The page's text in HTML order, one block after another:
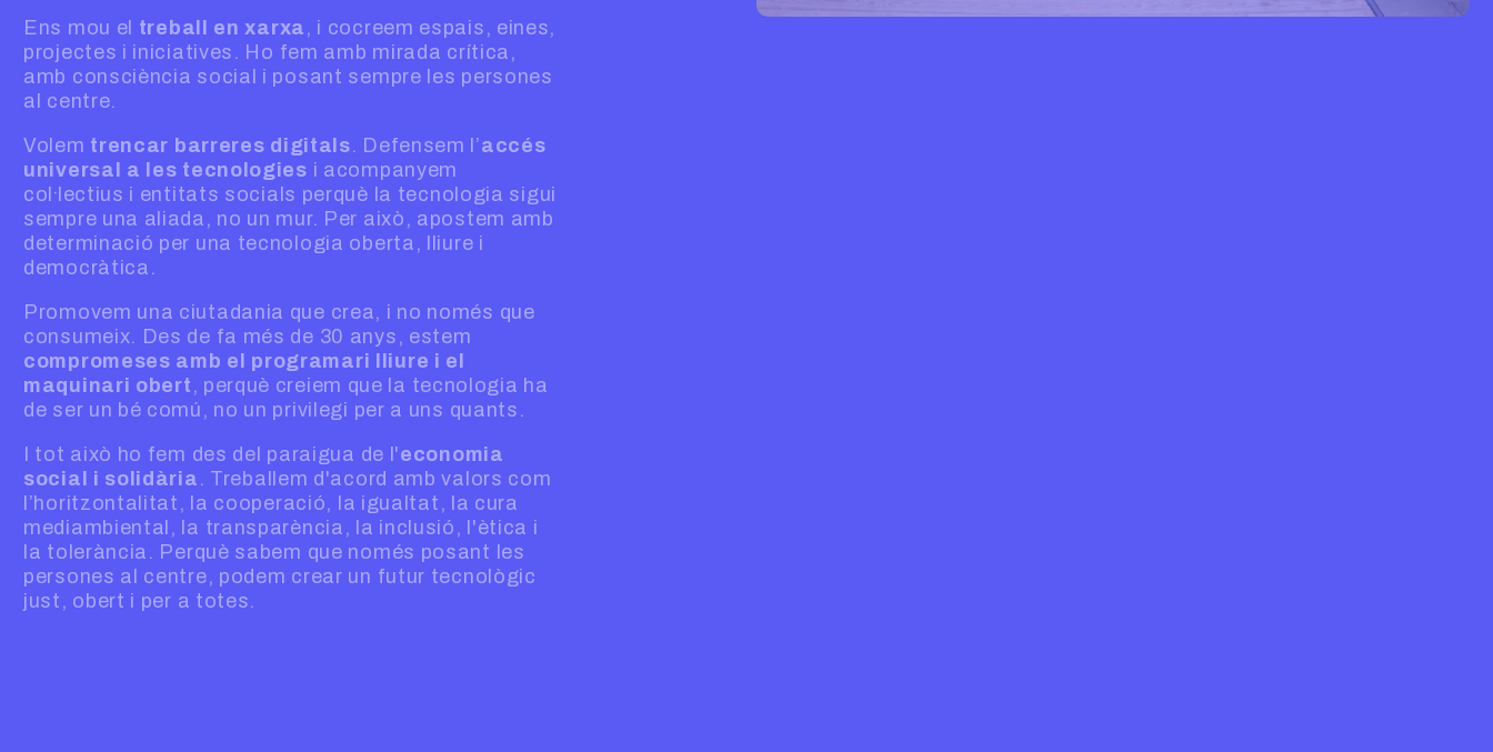
Ens mou el treball en xarxa , i cocreem espais, eines,
projectes i iniciatives. Ho fem amb mirada crítica,
amb consciència social i posant sempre les persones
al centre.
Volem trencar barreres digitals. Defensem l’accés
universal a les tecnologies i acompanyem
col·lectius i entitats socials perquè la tecnologia sigui
sempre una aliada, no un mur. Per això, apostem amb
determinació per una tecnologia oberta, lliure i
democràtica.
Promovem una ciutadania que crea, i no només que
consumeix. Des de fa més de 30 anys, estem
compromeses amb el programari lliure i el
maquinari obert , perquè creiem que la tecnologia ha
de ser un bé comú, no un privilegi per a uns quants.
I tot això ho fem des del paraigua de l'economia
social i solidària . Treballem d'acord amb valors com
l’horitzontalitat, la cooperació, la igualtat, la cura
mediambiental, la transparència, la inclusió, l'ètica i
la tolerància. Perquè sabem que només posant les
persones al centre, podem crear un futur tecnològic
just, obert i per a totes.